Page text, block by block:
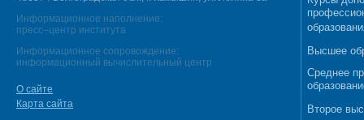
Информационное наполнение:
пресс–центр института
Информационное сопровождение:
информационный вычислительный центр
О сайте
Карта сайта
Высшее
Среднее
Второе